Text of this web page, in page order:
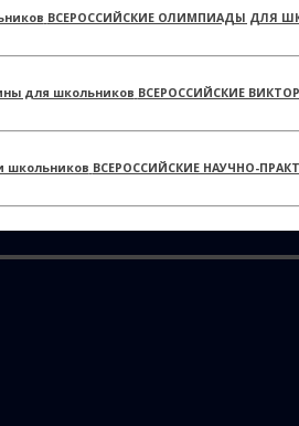
ВСЕРОССИЙСКИЕ ОЛИМПИАДЫ ДЛЯ
ВСЕРОССИЙСКИЕ
ВСЕРОССИЙСКИЕ НАУЧНО-